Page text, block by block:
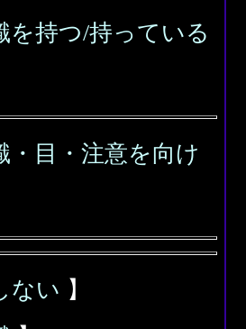
を持つ/持っている
・目・注意を向け
ない 】